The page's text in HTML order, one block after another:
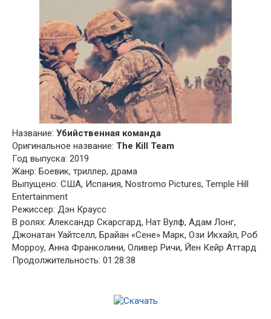
Название: Убийственная команда
Оригинальное название: The Kill Team
Год выпуска: 2019
Жанр: Боевик, триллер, драма
Выпущено: США, Испания, Nostromo Pictures, Temple Hill
Entertainment
Режиссер: Дэн Краусс
В ролях: Александр Скарсгард, Нат Вулф, Адам Лонг,
Джонатан Уайтселл, Брайан «Сене» Марк, Ози Икхайл, Роб
Морроу, Анна Франколини, Оливер Ричи, Йен Кейр Аттард
Продолжительность: 01:28:38